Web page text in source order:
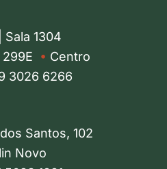
1304
• Centro
3026 6266
Santos, 102
Novo